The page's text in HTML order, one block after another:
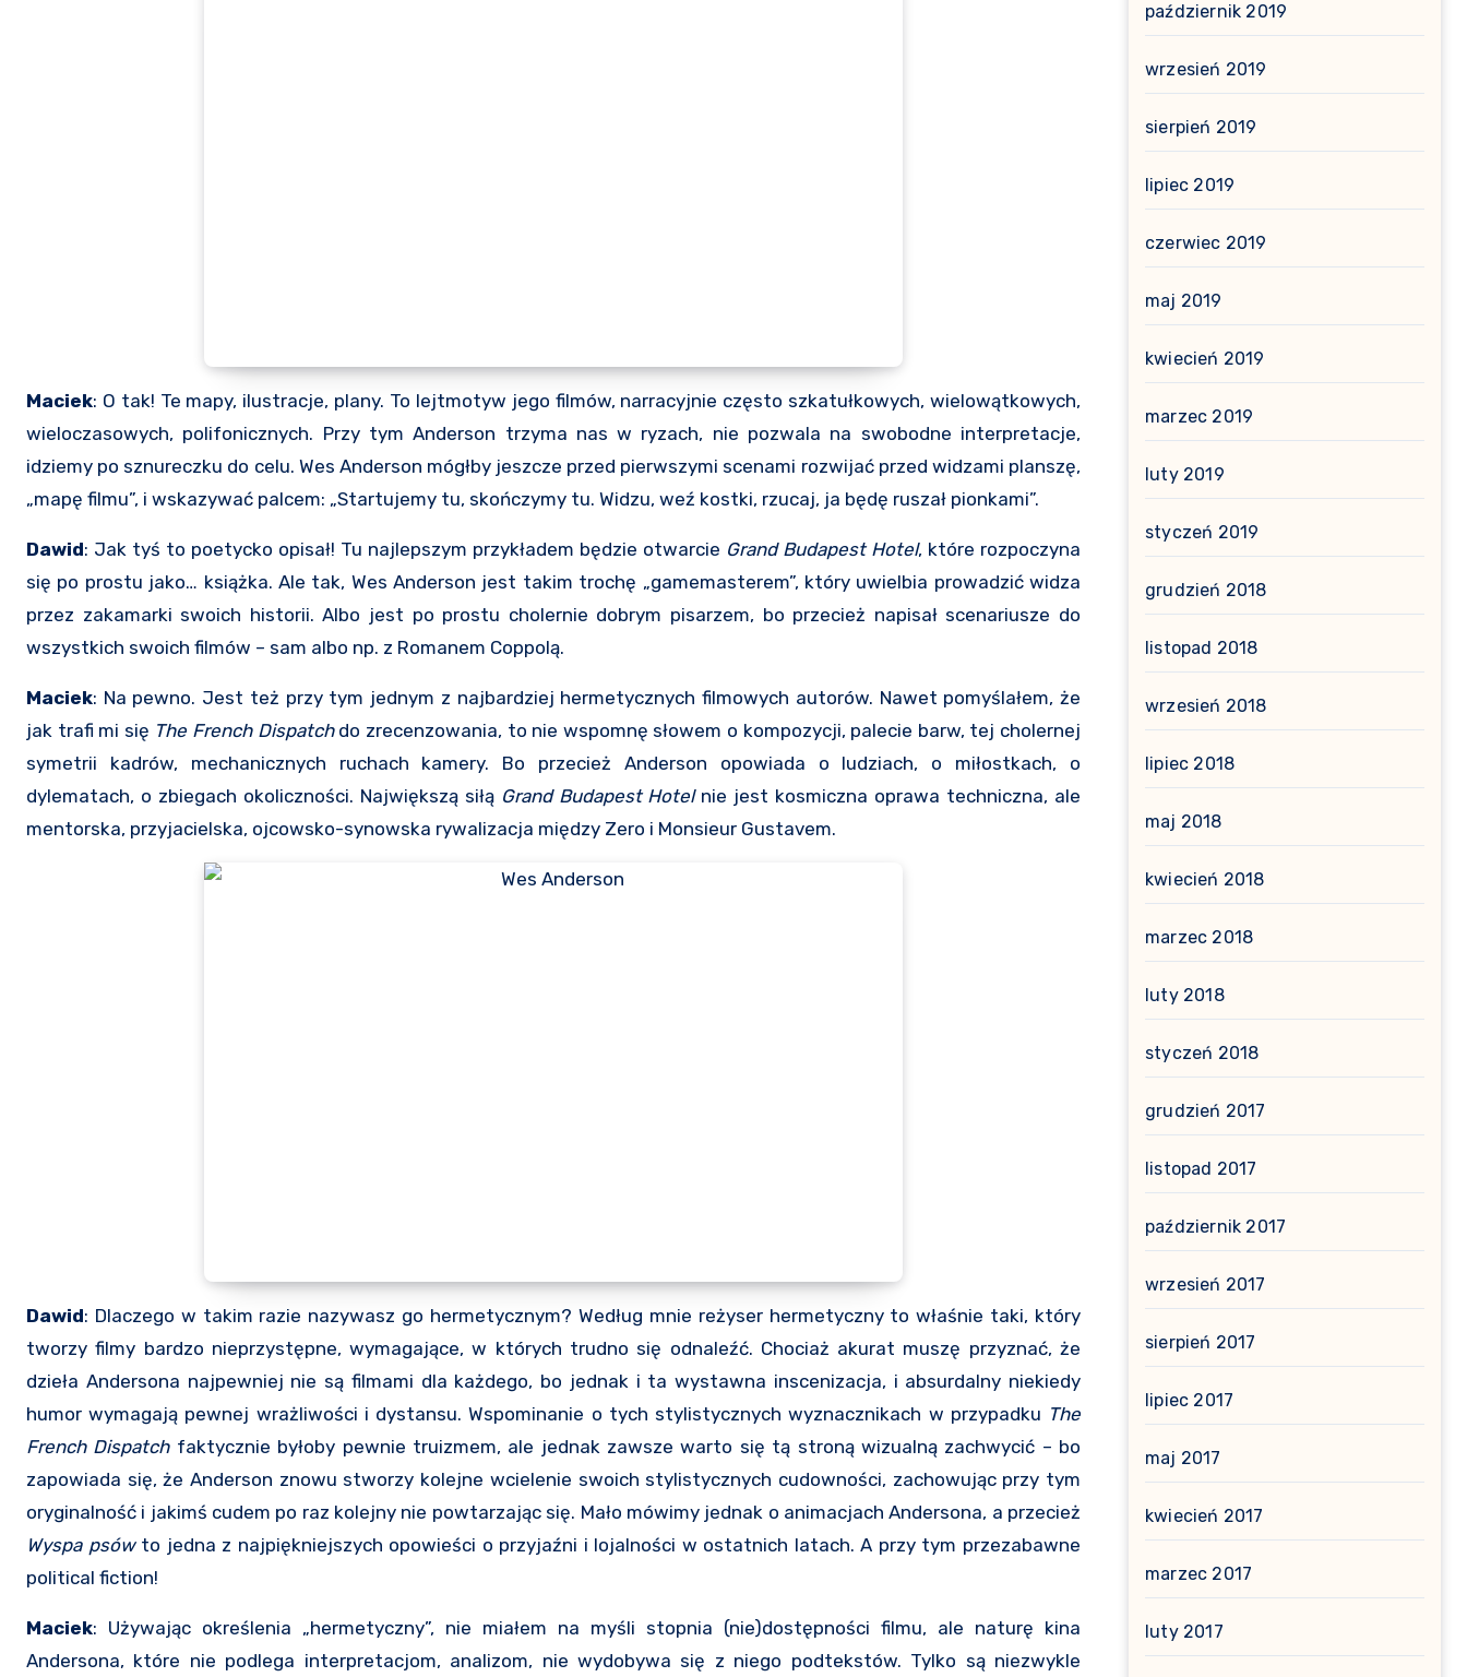
Maciek: O tak! Te mapy, ilustracje, plany. To lejtmotyw jego filmów, narracyjnie często szkatułkowych, wielowątkowych,
wieloczasowych, polifonicznych. Przy tym Anderson trzyma nas w ryzach, nie pozwala na swobodne interpretacje,
idziemy po sznureczku do celu. Wes Anderson mógłby jeszcze przed pierwszymi scenami rozwijać przed widzami planszę,
„mapę filmu”, i wskazywać palcem: „Startujemy tu, skończymy tu. Widzu, weź kostki, rzucaj, ja będę ruszał pionkami”.
Dawid: Jak tyś to poetycko opisał! Tu najlepszym przykładem będzie otwarcie Grand Budapest Hotel, które rozpoczyna
się po prostu jako… książka. Ale tak, Wes Anderson jest takim trochę „gamemasterem”, który uwielbia prowadzić widza
przez zakamarki swoich historii. Albo jest po prostu cholernie dobrym pisarzem, bo przecież napisał scenariusze do
wszystkich swoich filmów – sam albo np. z Romanem Coppolą.
Maciek: Na pewno. Jest też przy tym jednym z najbardziej hermetycznych filmowych autorów. Nawet pomyślałem, że
jak trafi mi się The French Dispatchdo zrecenzowania, to nie wspomnę słowem o kompozycji, palecie barw, tej cholernej
symetrii kadrów, mechanicznych ruchach kamery. Bo przecież Anderson opowiada o ludziach, o miłostkach, o
dylematach, o zbiegach okoliczności. Największą siłą Grand Budapest Hotelnie jest kosmiczna oprawa techniczna, ale
mentorska, przyjacielska, ojcowsko-synowska rywalizacja między Zero i Monsieur Gustavem.
Dawid: Dlaczego w takim razie nazywasz go hermetycznym? Według mnie reżyser hermetyczny to właśnie taki, który
tworzy filmy bardzo nieprzystępne, wymagające, w których trudno się odnaleźć. Chociaż akurat muszę przyznać, że
dzieła Andersona najpewniej nie są filmami dla każdego, bo jednak i ta wystawna inscenizacja, i absurdalny niekiedy
humor wymagają pewnej wrażliwości i dystansu. Wspominanie o tych stylistycznych wyznacznikach w przypadku The
French Dispatchfaktycznie byłoby pewnie truizmem, ale jednak zawsze warto się tą stroną wizualną zachwycić – bo
zapowiada się, że Anderson znowu stworzy kolejne wcielenie swoich stylistycznych cudowności, zachowując przy tym
oryginalność i jakimś cudem po raz kolejny nie powtarzając się. Mało mówimy jednak o animacjach Andersona, a przecież
Wyspa psówto jedna z najpiękniejszych opowieści o przyjaźni i lojalności w ostatnich latach. A przy tym przezabawne
political fiction!
Maciek: Używając określenia „hermetyczny”, nie miałem na myśli stopnia (nie)dostępności filmu, ale naturę kina
Andersona, które nie podlega interpretacjom, analizom, nie wydobywa się z niego podtekstów. Tylko są niezwykle
październik 2019
wrzesień 2019
sierpień 2019
lipiec 2019
czerwiec 2019
maj 2019
kwiecień 2019
marzec 2019
luty 2019
styczeń 2019
grudzień 2018
listopad 2018
wrzesień 2018
lipiec 2018
maj 2018
kwiecień 2018
marzec 2018
luty 2018
styczeń 2018
grudzień 2017
listopad 2017
październik 2017
wrzesień 2017
sierpień 2017
lipiec 2017
maj 2017
kwiecień 2017
marzec 2017
luty 2017